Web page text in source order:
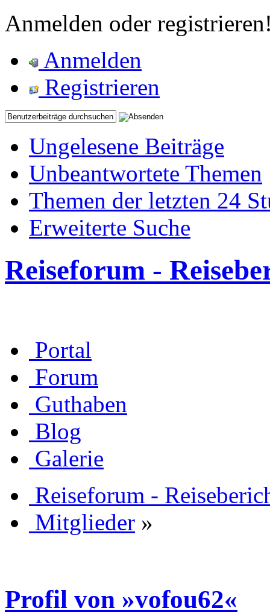
Anmelden oder
Anmelden
Registrieren
Ungelesene Beiträge
Unbeantwortete Themen
Themen der letzten 24
Erweiterte Suche
Reiseforum -
Portal
Forum
Guthaben
Blog
Galerie
Reiseforum -
Mitglieder »
Profil von »vofou62«